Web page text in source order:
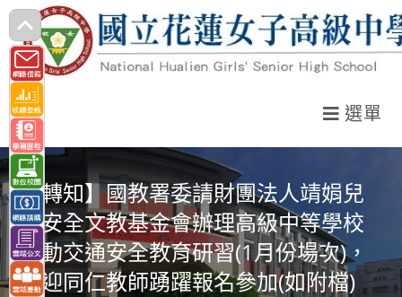
跳
轉
至
主
要
內
容
選單
【轉知】國教署委請財團法人靖娟兒
童安全文教基金會辦理高級中等學校
推動交通安全教育研習(1月份場次)，
歡迎同仁教師踴躍報名參加(如附檔)